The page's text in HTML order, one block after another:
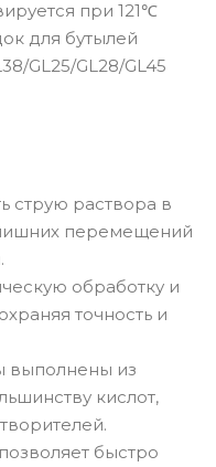
при 121℃
для бутылей
GL25/GL28/GL45
струю раствора в
перемещений
обработку и
точность и
выполнены из
кислот,
быстро